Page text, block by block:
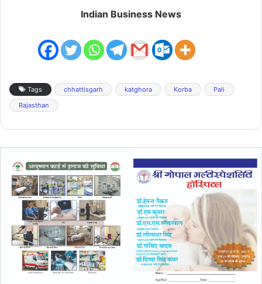
Indian Business News
Tags chhattisgarh katghora Korba
Pali
Rajasthan